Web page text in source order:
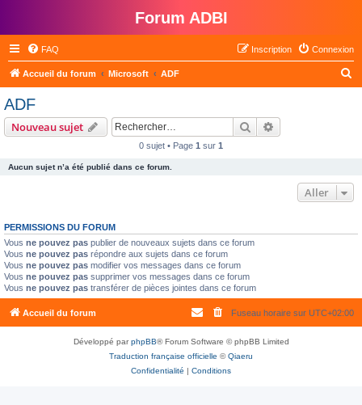
Forum ADBI
FAQ Connexion
Inscription
Accueil du forum Microsoft ADF
ADF
Nouveau sujet Rechercher
0 sujet • Page 1 sur 1
Aucun sujet n’a été publié dans ce forum.
Aller
PERMISSIONS DU FORUM
Vous ne pouvez pas publier de nouveaux sujets dans ce forum
Vous ne pouvez pas répondre aux sujets dans ce forum
Vous ne pouvez pas modifier vos messages dans ce forum
Vous ne pouvez pas supprimer vos messages dans ce forum
Vous ne pouvez pas transférer de pièces jointes dans ce forum
Accueil du forum Fuseau horaire sur UTC+02:00
Développé parphpBB® Forum Software © phpBB Limited
Traduction française officielle ©Qiaeru
Confidentialité | Conditions